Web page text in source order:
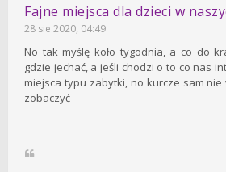
Fajne miejsca dla dzieci w
28 sie 2020, 04:49
No tak myślę koło tygodnia, a co do
gdzie jechać, a jeśli chodzi o to co nas
miejsca typu zabytki, no kurcze sam
zobaczyć